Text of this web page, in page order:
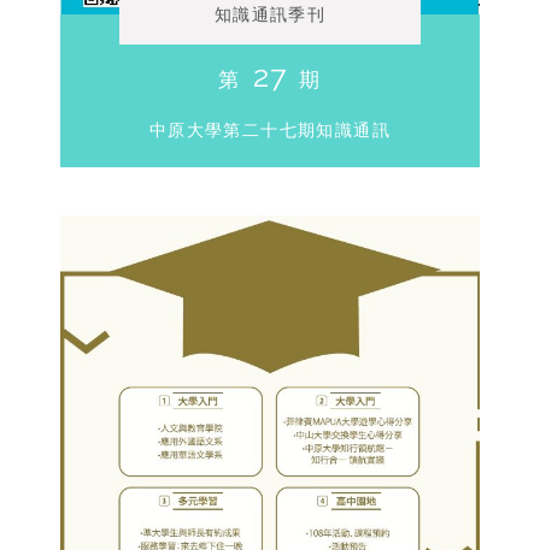
知識通訊季刊
第 27 期
中原大學第二十七期知識通訊